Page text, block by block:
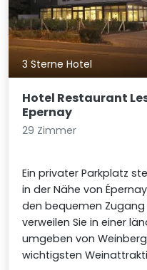
3 Sterne Hotel
Hotel Restaurant
Epernay
29 Zimmer
Ein privater Parkplatz
in der Nähe von
den bequemen Zugang
verweilen Sie in einer
umgeben von
wichtigsten